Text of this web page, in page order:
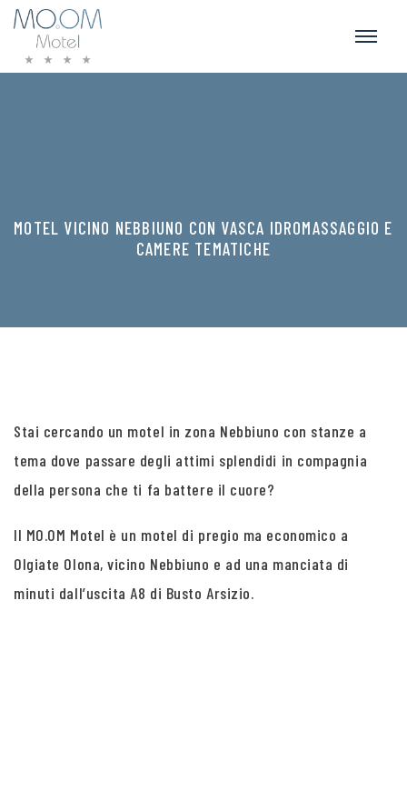
MOTEL VICINO NEBBIUNO CON VASCA IDROMASSAGGIO E
CAMERE TEMATICHE
Stai cercando un motel in zona Nebbiuno con stanze a
tema dove passare degli attimi splendidi in compagnia
della persona che ti fa battere il cuore?
Il MO.OM Motel è un motel di pregio ma economico a
Olgiate Olona, vicino Nebbiuno e ad una manciata di
minuti dall’uscita A8 di Busto Arsizio.